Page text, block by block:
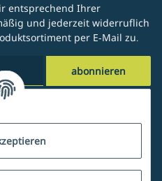
entsprechend Ihrer
und jederzeit widerruflich
per E-Mail zu.
abonnieren